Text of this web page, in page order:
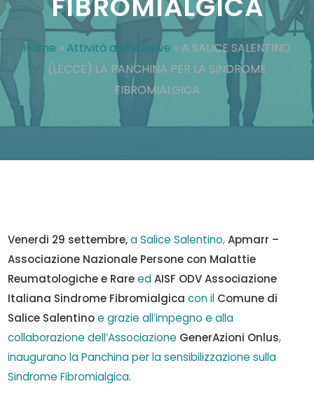
Home » Attività associative »A SALICE SALENTINO
(LECCE) LA PANCHINA PER LA SINDROME
FIBROMIALGICA
Venerdi 29 settembre,a Salice Salentino,Apmarr –
Associazione Nazionale Persone con Malattie
Reumatologiche e RareedAISF ODV Associazione
Italiana Sindrome Fibromialgica con il Comune di
Salice Salentinoe grazie all’impegno e alla
collaborazione dell’Associazione GenerAzioni Onlus,
inaugurano la Panchina per la sensibilizzazione sulla
Sindrome Fibromialgica.